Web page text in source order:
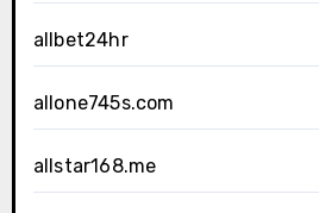
allbet24hr
allone745s.com
allstar168.me